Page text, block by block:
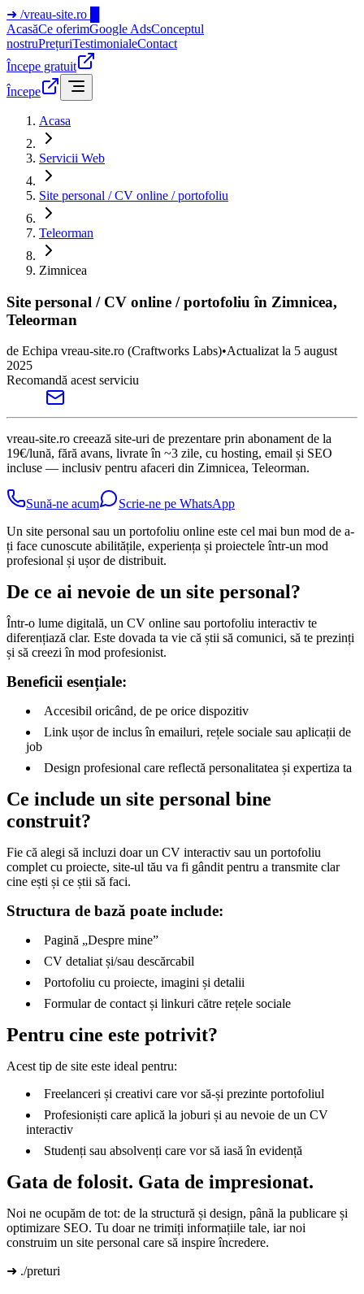
➜ /vreau-site.ro
AcasăCe oferimGoogle AdsConceptul
nostruPrețuriTestimonialeContact
Începe gratuit
Începe
Acasa
Servicii Web
Site personal / CV online / portofoliu
Teleorman
Zimnicea
Site personal / CV online / portofoliu în Zimnicea,
Teleorman
de Echipa vreau-site.ro (Craftworks Labs)•Actualizat la 5 august
2025
Recomandă acest serviciu
vreau-site.ro creează site-uri de prezentare prin abonament de la
19€/lună, fără avans, livrate în ~3 zile, cu hosting, email și SEO
incluse — inclusiv pentru afaceri din Zimnicea, Teleorman.
Sună-ne acum
Scrie-ne pe WhatsApp
Un site personal sau un portofoliu online este cel mai bun mod de a-
ți face cunoscute abilitățile, experiența și proiectele într-un mod
profesional și ușor de distribuit.
De ce ai nevoie de un site personal?
Într-o lume digitală, un CV online sau portofoliu interactiv te
diferențiază clar. Este dovada ta vie că știi să comunici, să te prezinți
și să creezi în mod profesionist.
Beneficii esențiale:
Accesibil oricând, de pe orice dispozitiv
Link ușor de inclus în emailuri, rețele sociale sau aplicații de
job
Design profesional care reflectă personalitatea și expertiza ta
Ce include un site personal bine
construit?
Fie că alegi să incluzi doar un CV interactiv sau un portofoliu
complet cu proiecte, site-ul tău va fi gândit pentru a transmite clar
cine ești și ce știi să faci.
Structura de bază poate include:
Pagină „Despre mine”
CV detaliat și/sau descărcabil
Portofoliu cu proiecte, imagini și detalii
Formular de contact și linkuri către rețele sociale
Pentru cine este potrivit?
Acest tip de site este ideal pentru:
Freelanceri și creativi care vor să-și prezinte portofoliul
Profesioniști care aplică la joburi și au nevoie de un CV
interactiv
Studenți sau absolvenți care vor să iasă în evidență
Gata de folosit. Gata de impresionat.
Noi ne ocupăm de tot: de la structură și design, până la publicare și
optimizare SEO. Tu doar ne trimiți informațiile tale, iar noi
construim un site personal care să inspire încredere.
➜ ./preturi